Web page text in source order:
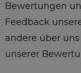
Bewertungen
Feedback
andere über
unserer